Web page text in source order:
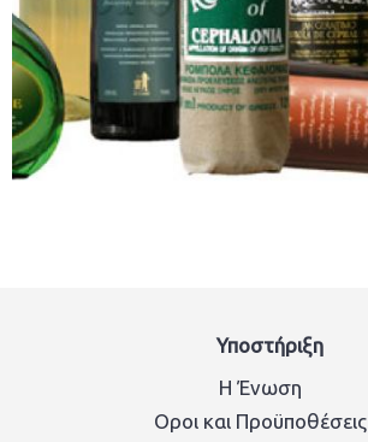
Υποστήριξη
Η Ένωση
Οροι και Προϋποθέσεις